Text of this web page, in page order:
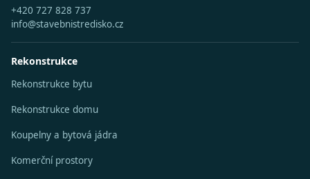
+420 727 828 737
info@stavebnistredisko.cz
Rekonstrukce
Rekonstrukce bytu
Rekonstrukce domu
Koupelny a bytová jádra
Komerční prostory